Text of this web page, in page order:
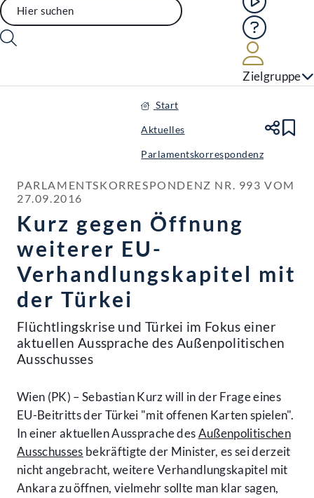
Hilfe
Zielgruppe
Start
Aktuelles
Parlamentskorrespondenz
PARLAMENTSKORRESPONDENZ NR. 993 VOM
27.09.2016
Kurz gegen Öffnung
weiterer EU-
Verhandlungskapitel mit
der Türkei
Flüchtlingskrise und Türkei im Fokus einer
aktuellen Aussprache des Außenpolitischen
Ausschusses
Wien (PK) – Sebastian Kurz will in der Frage eines
EU-Beitritts der Türkei "mit offenen Karten spielen".
In einer aktuellen Aussprache desAußenpolitischen
Ausschusses bekräftigte der Minister, es sei derzeit
nicht angebracht, weitere Verhandlungskapitel mit
Ankara zu öffnen, vielmehr sollte man klar sagen,